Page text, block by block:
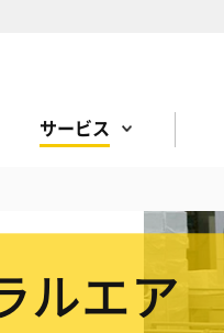
サービス
ルエア